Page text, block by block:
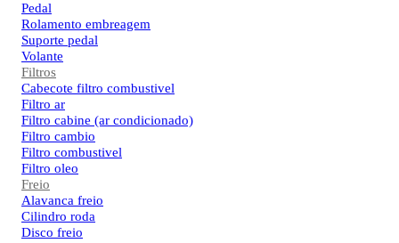
Pedal
Rolamento embreagem
Suporte pedal
Volante
Filtros
Cabecote filtro combustivel
Filtro ar
Filtro cabine (ar condicionado)
Filtro cambio
Filtro combustivel
Filtro oleo
Freio
Alavanca freio
Cilindro roda
Disco freio